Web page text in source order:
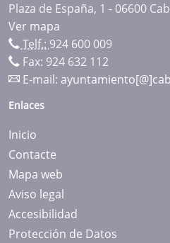
Plaza de España, 1 - 06600
Ver mapa
Telf.: 924 600 009
Fax: 924 632 112
E-mail:
Enlaces
Inicio
Contacte
Mapa web
Aviso legal
Accesibilidad
Protección de Datos